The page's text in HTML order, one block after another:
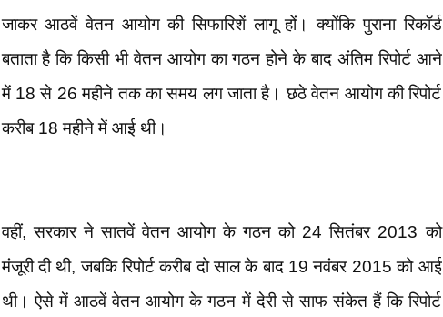
जाकर आठवें वेतन आयोग की सिफारिशें लागू हों। क्योंकि पुराना रिकॉर्ड
बताता है कि किसी भी वेतन आयोग का गठन होने के बाद अंतिम रिपोर्ट आने
में 18 से 26 महीने तक का समय लग जाता है। छठे वेतन आयोग की रिपोर्ट
करीब 18 महीने में आई थी।
वहीं, सरकार ने सातवें वेतन आयोग के गठन को 24 सितंबर 2013 को
मंजूरी दी थी, जबकि रिपोर्ट करीब दो साल के बाद 19 नवंबर 2015 को आई
थी। ऐसे में आठवें वेतन आयोग के गठन में देरी से साफ संकेत हैं कि रिपोर्ट